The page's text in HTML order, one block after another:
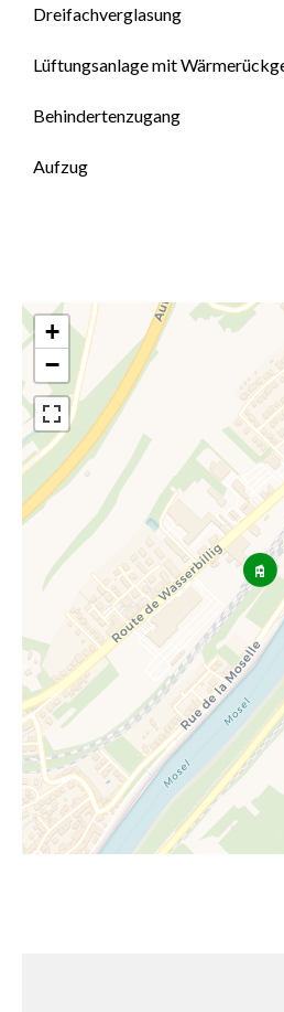
Dreifachverglasung
Lüftungsanlage mit
Behindertenzugang
Aufzug
+
−